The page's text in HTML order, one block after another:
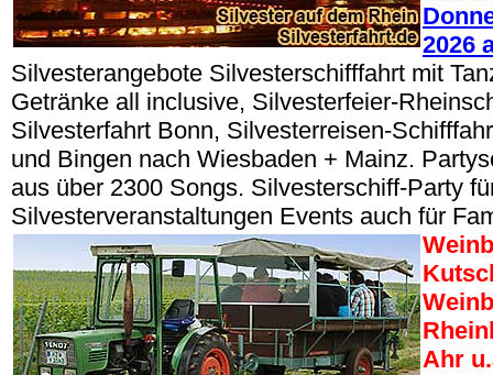
2026
Silvesterangebote Silvesterschifffahrt mit
Getränke all inclusive, Silvesterfeier-
Silvesterfahrt Bonn, Silvesterreisen-
und Bingen nach Wiesbaden + Mainz.
aus über 2300 Songs. Silvesterschiff-Party
Silvesterveranstaltungen Events auch für
Ahr